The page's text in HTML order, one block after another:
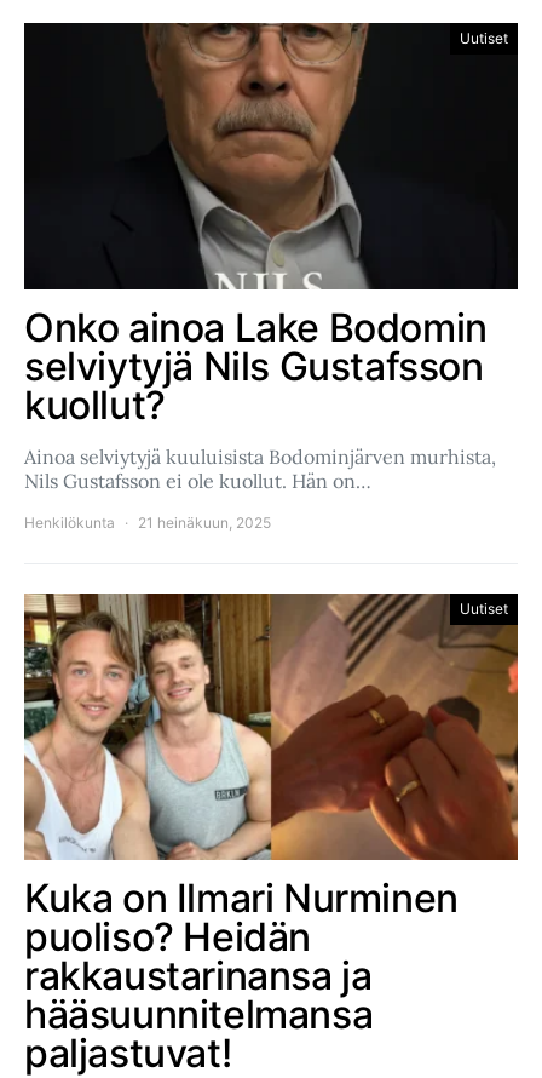
Uutiset
Onko ainoa Lake Bodomin
selviytyjä Nils Gustafsson
kuollut?
Ainoa selviytyjä kuuluisista Bodominjärven murhista,
Nils Gustafsson ei ole kuollut. Hän on…
Henkilökunta 21 heinäkuun, 2025
Uutiset
Kuka on Ilmari Nurminen
puoliso? Heidän
rakkaustarinansa ja
hääsuunnitelmansa
paljastuvat!